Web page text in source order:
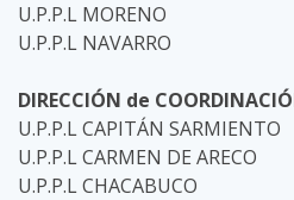
U.P.P.L MORENO
U.P.P.L NAVARRO
DIRECCIÓN de
U.P.P.L CAPITÁN SARMIENTO
U.P.P.L CARMEN DE ARECO
U.P.P.L CHACABUCO